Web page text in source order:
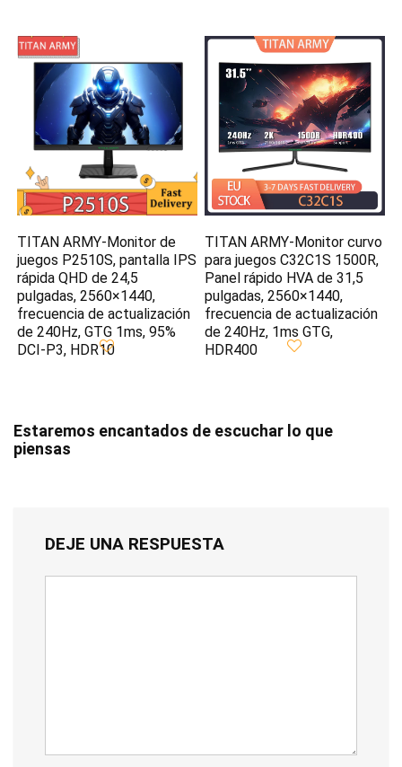
TITAN ARMY-Monitor de
juegos P2510S, pantalla IPS
rápida QHD de 24,5
pulgadas, 2560×1440,
frecuencia de actualización
de 240Hz, GTG 1ms, 95%
DCI-P3, HDR10
TITAN ARMY-Monitor curvo
para juegos C32C1S 1500R,
Panel rápido HVA de 31,5
pulgadas, 2560×1440,
frecuencia de actualización
de 240Hz, 1ms GTG,
HDR400
Estaremos encantados de escuchar lo que
piensas
DEJE UNA RESPUESTA